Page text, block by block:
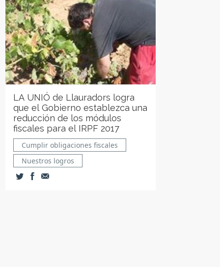
LA UNIÓ de Llauradors logra
que el Gobierno establezca una
reducción de los módulos
fiscales para el IRPF 2017
Cumplir obligaciones fiscales
Nuestros logros